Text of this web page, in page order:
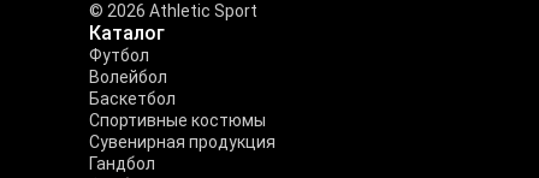
© 2026 Athletic Sport
Каталог
Футбол
Волейбол
Баскетбол
Спортивные костюмы
Сувенирная продукция
Гандбол